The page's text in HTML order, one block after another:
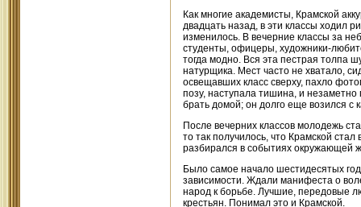
Как многие академисты, Крамской
двадцать назад, в эти классы ходил
изменилось. В вечерние классы за
студенты, офицеры, художники-
тогда модно. Вся эта пестрая толпа
натурщика. Мест часто не хватало,
освещавших класс сверху, пахло
позу, наступала тишина, и
брать домой; он долго еще возился с
После вечерних классов молодежь
то так получилось, что Крамской
разбирался в событиях окружающей
Было самое начало шестидесятых
зависимости. Ждали манифеста о
народ к борьбе. Лучшие, передовые
крестьян. Понимал это и Крамской.